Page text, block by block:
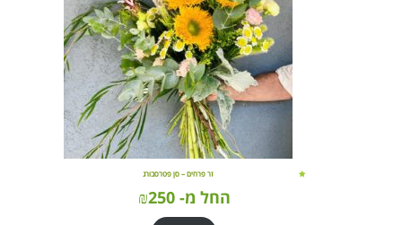
זר פרחים – סן פטרסבורג
החל מ- ₪250